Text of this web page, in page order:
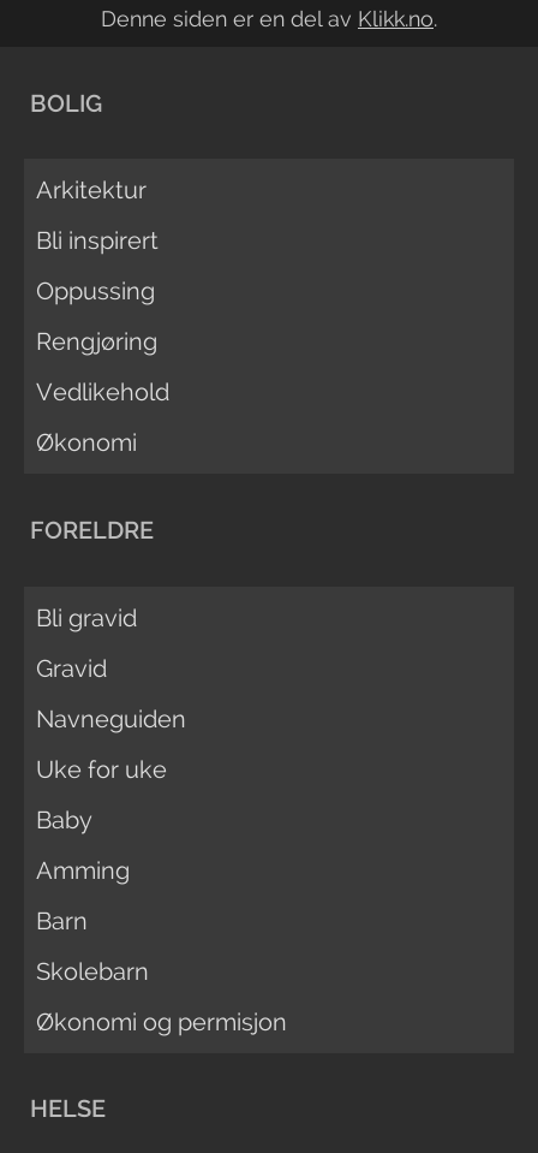
Denne siden er en del av Klikk.no.
BOLIG
Arkitektur
Bli inspirert
Oppussing
Rengjøring
Vedlikehold
Økonomi
FORELDRE
Bli gravid
Gravid
Navneguiden
Uke for uke
Baby
Amming
Barn
Skolebarn
Økonomi og permisjon
HELSE